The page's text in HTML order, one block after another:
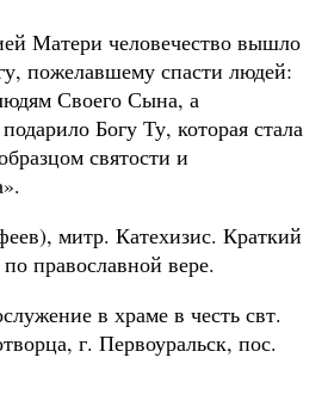
Матери человечество вышло
пожелавшему спасти людей:
Своего Сына, а
Богу Ту, которая стала
святости и
митр. Катехизис. Краткий
православной вере.
в храме в честь свт.
г. Первоуральск, пос.